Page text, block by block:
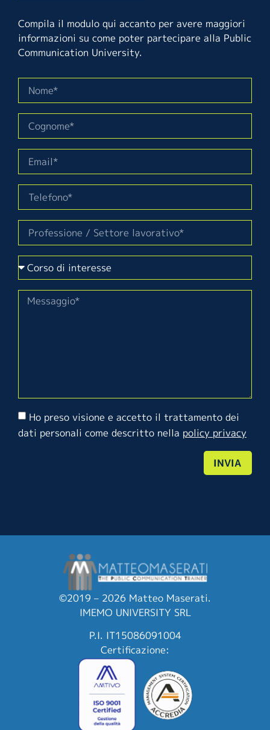
Compila il modulo qui accanto per avere maggiori
informazioni su come poter partecipare alla Public
Communication University.
Ho preso visione e accetto il trattamento dei
dati personali come descritto nella policy privacy
INVIA
©2019 – 2026 Matteo Maserati.
IMEMO UNIVERSITY SRL
P.I. IT15086091004
Certificazione: